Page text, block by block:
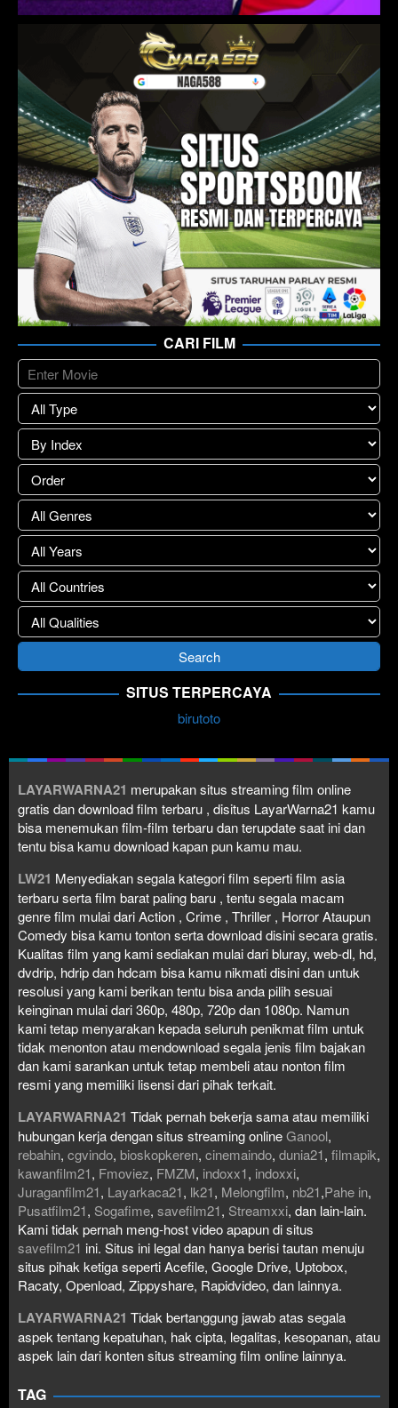
CARI FILM
SITUS TERPERCAYA
birutoto
LAYARWARNA21 merupakan situs streaming film online
gratis dan download film terbaru , disitus LayarWarna21 kamu
bisa menemukan film-film terbaru dan terupdate saat ini dan
tentu bisa kamu download kapan pun kamu mau.
LW21 Menyediakan segala kategori film seperti film asia
terbaru serta film barat paling baru , tentu segala macam
genre film mulai dari Action , Crime , Thriller , Horror Ataupun
Comedy bisa kamu tonton serta download disini secara gratis.
Kualitas film yang kami sediakan mulai dari bluray, web-dl, hd,
dvdrip, hdrip dan hdcam bisa kamu nikmati disini dan untuk
resolusi yang kami berikan tentu bisa anda pilih sesuai
keinginan mulai dari 360p, 480p, 720p dan 1080p. Namun
kami tetap menyarakan kepada seluruh penikmat film untuk
tidak menonton atau mendownload segala jenis film bajakan
dan kami sarankan untuk tetap membeli atau nonton film
resmi yang memiliki lisensi dari pihak terkait.
LAYARWARNA21 Tidak pernah bekerja sama atau memiliki
hubungan kerja dengan situs streaming onlineGanool,
rebahin, cgvindo, bioskopkeren, cinemaindo, dunia21, filmapik,
kawanfilm21, Fmoviez, FMZM, indoxx1, indoxxi,
Juraganfilm21, Layarkaca21, lk21, Melongfilm, nb21,Pahe in,
Pusatfilm21, Sogafime, savefilm21, Streamxxi, dan lain-lain.
Kami tidak pernah meng-host video apapun di situs
savefilm21 ini. Situs ini legal dan hanya berisi tautan menuju
situs pihak ketiga seperti Acefile, Google Drive, Uptobox,
Racaty, Openload, Zippyshare, Rapidvideo, dan lainnya.
LAYARWARNA21 Tidak bertanggung jawab atas segala
aspek tentang kepatuhan, hak cipta, legalitas, kesopanan, atau
aspek lain dari konten situs streaming film online lainnya.
TAG